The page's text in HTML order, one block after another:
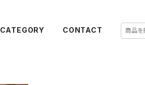
CATEGORY CONTACT